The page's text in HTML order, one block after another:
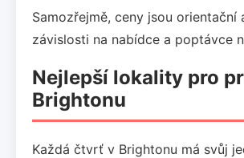
Samozřejmě, ceny jsou orientační
závislosti na nabídce a poptávce
Nejlepší lokality pro
Brightonu
Každá čtvrť v Brightonu má svůj